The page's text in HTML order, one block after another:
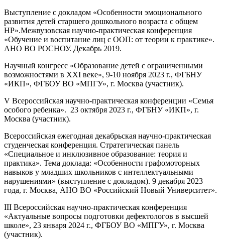
Выступление с докладом «Особенности эмоционального
развития детей старшего дошкольного возраста с общем
НР».Межвузовская научно-практическая конференция
«Обучение и воспитание лиц с ООП: от теории к практике».
АНО ВО РОСНОУ. Декабрь 2019.
Научный конгресс «Образование детей с ограниченными
возможностями в XXI веке», 9-10 ноября 2023 г., ФГБНУ
«ИКП», ФГБОУ ВО «МПГУ», г. Москва (участник).
V Всероссийская научно-практическая конференции «Семья
особого ребенка». 23 октября 2023 г., ФГБНУ «ИКП», г.
Москва (участник).
Всероссийская ежегодная декабрьская научно-практическая
студенческая конференция. Стратегическая панель
«Специальное и инклюзивное образование: теория и
практика». Тема доклада: «Особенности графомоторных
навыков у младших школьников с интеллектуальными
нарушениями» (выступление с докладом). 9 декабря 2023
года, г. Москва, АНО ВО «Российский Новый Университет».
III Всероссийская научно-практическая конференция
«Актуальные вопросы подготовки дефектологов в высшей
школе», 23 января 2024 г., ФГБОУ ВО «МПГУ», г. Москва
(участник).